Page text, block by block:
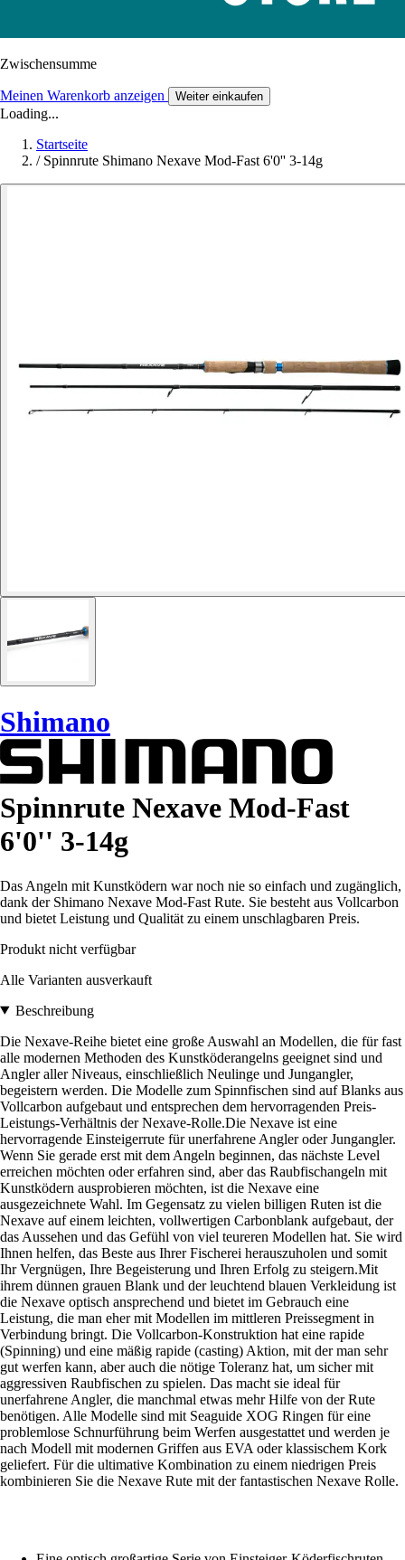
Zwischensumme
Meinen Warenkorb anzeigen Weiter einkaufen
Loading...
Startseite
/ Spinnrute Shimano Nexave Mod-Fast 6'0'' 3-14g
Shimano
Spinnrute Nexave Mod-Fast
6'0'' 3-14g
Das Angeln mit Kunstködern war noch nie so einfach und zugänglich,
dank der Shimano Nexave Mod-Fast Rute. Sie besteht aus Vollcarbon
und bietet Leistung und Qualität zu einem unschlagbaren Preis.
Produkt nicht verfügbar
Alle Varianten ausverkauft
Beschreibung
Die Nexave-Reihe bietet eine große Auswahl an Modellen, die für fast
alle modernen Methoden des Kunstköderangelns geeignet sind und
Angler aller Niveaus, einschließlich Neulinge und Jungangler,
begeistern werden. Die Modelle zum Spinnfischen sind auf Blanks aus
Vollcarbon aufgebaut und entsprechen dem hervorragenden Preis-
Leistungs-Verhältnis der Nexave-Rolle.Die Nexave ist eine
hervorragende Einsteigerrute für unerfahrene Angler oder Jungangler.
Wenn Sie gerade erst mit dem Angeln beginnen, das nächste Level
erreichen möchten oder erfahren sind, aber das Raubfischangeln mit
Kunstködern ausprobieren möchten, ist die Nexave eine
ausgezeichnete Wahl. Im Gegensatz zu vielen billigen Ruten ist die
Nexave auf einem leichten, vollwertigen Carbonblank aufgebaut, der
das Aussehen und das Gefühl von viel teureren Modellen hat. Sie wird
Ihnen helfen, das Beste aus Ihrer Fischerei herauszuholen und somit
Ihr Vergnügen, Ihre Begeisterung und Ihren Erfolg zu steigern.Mit
ihrem dünnen grauen Blank und der leuchtend blauen Verkleidung ist
die Nexave optisch ansprechend und bietet im Gebrauch eine
Leistung, die man eher mit Modellen im mittleren Preissegment in
Verbindung bringt. Die Vollcarbon-Konstruktion hat eine rapide
(Spinning) und eine mäßig rapide (casting) Aktion, mit der man sehr
gut werfen kann, aber auch die nötige Toleranz hat, um sicher mit
aggressiven Raubfischen zu spielen. Das macht sie ideal für
unerfahrene Angler, die manchmal etwas mehr Hilfe von der Rute
benötigen. Alle Modelle sind mit Seaguide XOG Ringen für eine
problemlose Schnurführung beim Werfen ausgestattet und werden je
nach Modell mit modernen Griffen aus EVA oder klassischem Kork
geliefert. Für die ultimative Kombination zu einem niedrigen Preis
kombinieren Sie die Nexave Rute mit der fantastischen Nexave Rolle.